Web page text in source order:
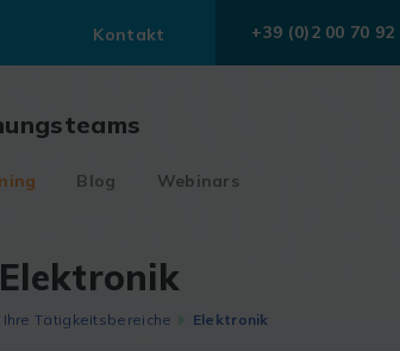
Kontakt +39 (0)2 00 70 92
Blog Webinars
Elektronik
Ihre Tätigkeitsbereiche Elektronik